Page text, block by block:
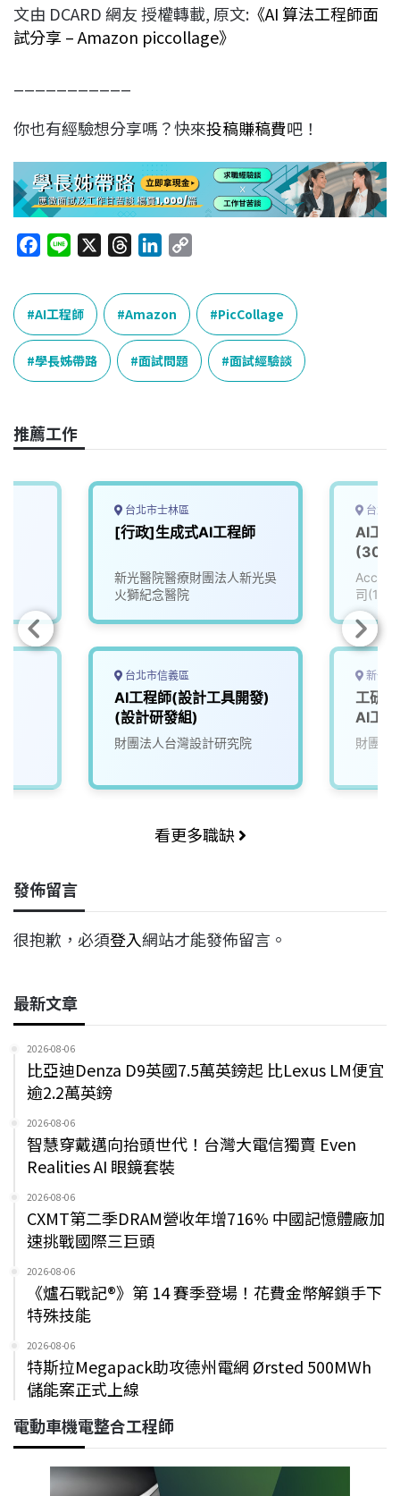
文由 DCARD 網友 授權轉載, 原文: 《AI 算法工程師面
試分享 – Amazon piccollage》
你也有經驗想分享嗎？快來投稿賺稿費吧！
c
e
b
o
o
n
e
r
e
a
d
s
n
k
e
d
I
y
L
n
AI工程師 Amazon PicCollage
學長姊帶路 面試問題 面試經驗談
推薦工作
台北市士林區
[行政]生成式AI工程師
新光醫院醫療財團法人新光吳
火獅紀念醫院
台北市信義區
AI工程師(設計工具開發)
(設計研發組)
財團法人台灣設計研究院
台北
AI工
司
新竹市
工研
AI工
財團法
看更多職缺
發佈留言
很抱歉，必須登入網站才能發佈留言。
最新文章
2026-08-06
比亞迪Denza D9英國7.5萬英鎊起 比Lexus LM便宜
逾2.2萬英鎊
2026-08-06
智慧穿戴邁向抬頭世代！台灣大電信獨賣 Even
Realities AI 眼鏡套裝
2026-08-06
CXMT第二季DRAM營收年增716% 中國記憶體廠加
速挑戰國際三巨頭
2026-08-06
《爐石戰記®》第 14 賽季登場！花費金幣解鎖手下
特殊技能
2026-08-06
特斯拉Megapack助攻德州電網 Ørsted 500MWh
儲能案正式上線
電動車機電整合工程師